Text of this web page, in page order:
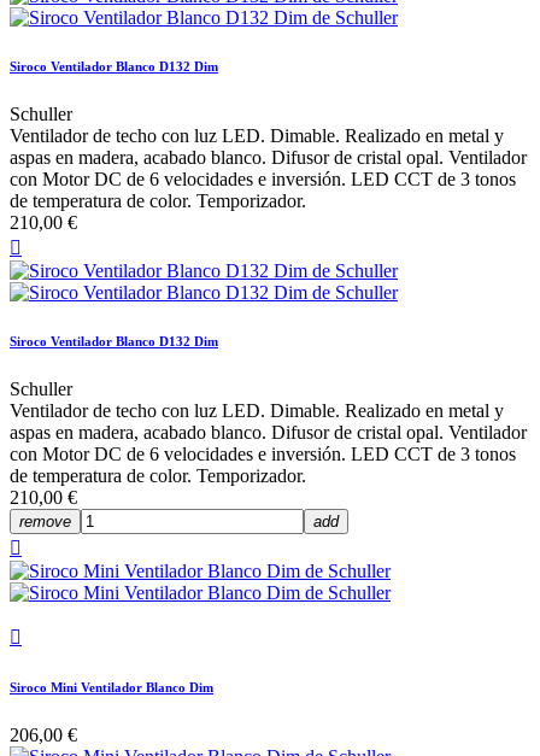
Siroco Ventilador Blanco D132 Dim
Schuller
Ventilador de techo con luz LED. Dimable. Realizado en metal y
aspas en madera, acabado blanco. Difusor de cristal opal. Ventilador
con Motor DC de 6 velocidades e inversión. LED CCT de 3 tonos
de temperatura de color. Temporizador.
210,00 €

Siroco Ventilador Blanco D132 Dim
Schuller
Ventilador de techo con luz LED. Dimable. Realizado en metal y
aspas en madera, acabado blanco. Difusor de cristal opal. Ventilador
con Motor DC de 6 velocidades e inversión. LED CCT de 3 tonos
de temperatura de color. Temporizador.
210,00 €
remove add


Siroco Mini Ventilador Blanco Dim
206,00 €